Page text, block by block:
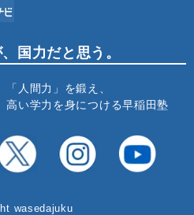
国力だと思う。
「人間力」を鍛え、
高い学力を身につける早稲田塾
wasedajuku